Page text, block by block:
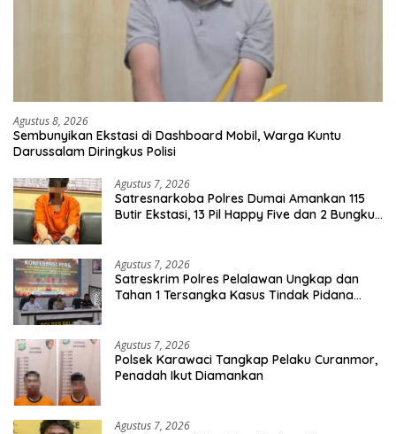
Agustus 8, 2026
Sembunyikan Ekstasi di Dashboard Mobil, Warga Kuntu
Darussalam Diringkus Polisi
Agustus 7, 2026
Satresnarkoba Polres Dumai Amankan 115
Butir Ekstasi, 13 Pil Happy Five dan 2 Bungkus
Agustus 7, 2026
Satreskrim Polres Pelalawan Ungkap dan
Tahan 1 Tersangka Kasus Tindak Pidana
Agustus 7, 2026
Polsek Karawaci Tangkap Pelaku Curanmor,
Penadah Ikut Diamankan
Agustus 7, 2026